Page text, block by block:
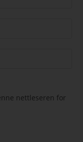
nettleseren for